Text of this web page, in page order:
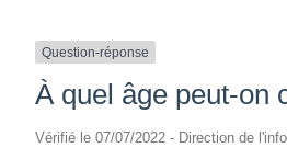
Question-réponse
À quel âge peut-on
Vérifié le 07/07/2022 - Direction de